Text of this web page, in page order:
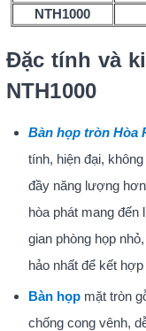
NTH1000
Đặc tính và
NTH1000
Bàn họp tròn Hòa
tính, hiện đại,
đầy năng lượng
hòa phát mang
gian phòng họp
hảo nhất để kết
Bàn họpmặt tròn
chống cong vênh,